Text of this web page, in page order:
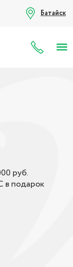
Батайск
8
руб.
в подарок